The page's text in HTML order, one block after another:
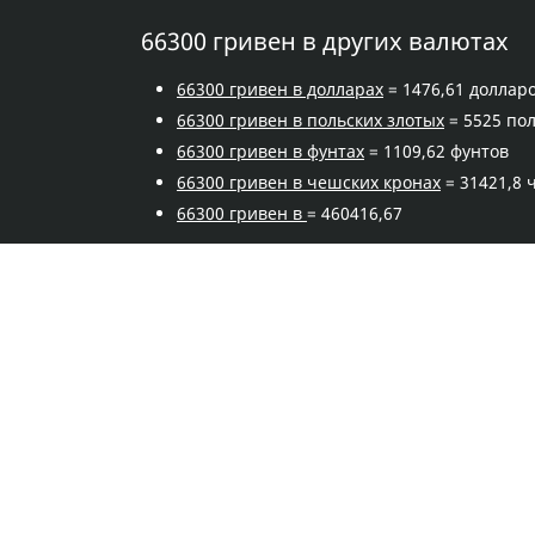
66300 гривен в других валютах
66300 гривен в долларах = 1476,61
66300 гривен в польских злотых = 5525
66300 гривен в фунтах = 1109,62 фунтов
66300 гривен в чешских кронах = 31421,8
66300 гривен в = 460416,67